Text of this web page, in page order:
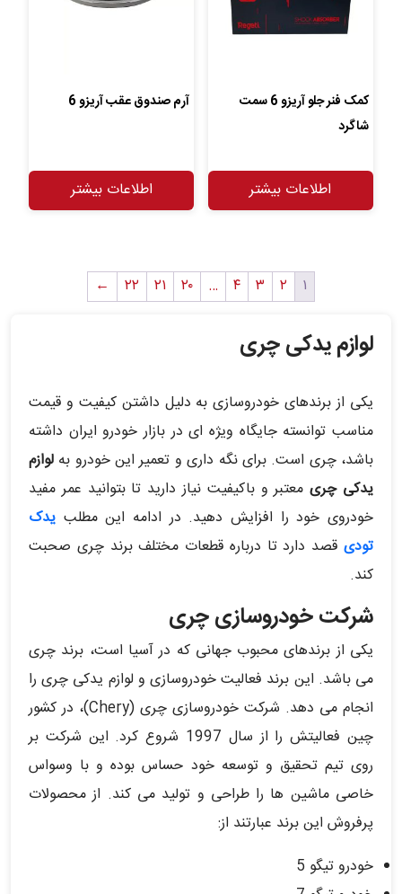
کمک فنر جلو آریزو 6 سمت
شاگرد
اطلاعات بیشتر
آرم صندوق عقب آریزو 6
اطلاعات بیشتر
۱ ۲ ۳ ۴ … ۲۰ ۲۱ ۲۲ ←
لوازم یدکی چری
یکی از برندهای خودروسازی به دلیل داشتن کیفیت و قیمت
مناسب توانسته جایگاه ویژه ای در بازار خودرو ایران داشته
باشد، چری است. برای نگه داری و تعمیر این خودرو به لوازم
یدکی چریمعتبر و باکیفیت نیاز دارید تا بتوانید عمر مفید
خودروی خود را افزایش دهید. در ادامه این مطلب یدک
تودی قصد دارد تا درباره قطعات مختلف برند چری صحبت
کند.
شرکت خودروسازی چری
یکی از برندهای محبوب جهانی که در آسیا است، برند چری
می باشد. این برند فعالیت خودروسازی و لوازم یدکی چری را
انجام می دهد. شرکت خودروسازی چری (Chery)، در کشور
چین فعالیتش را از سال 1997 شروع کرد. این شرکت بر
روی تیم تحقیق و توسعه خود حساس بوده و با وسواس
خاصی ماشین ها را طراحی و تولید می کند. از محصولات
پرفروش این برند عبارتند از:
خودرو تیگو 5